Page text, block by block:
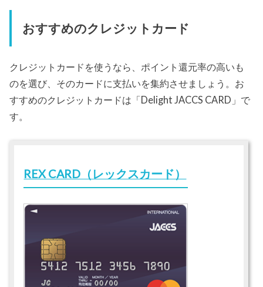
おすすめのクレジットカード
クレジットカードを使うなら、ポイント還元率の高いも
のを選び、そのカードに支払いを集約させましょう。お
すすめのクレジットカードは「Delight JACCS CARD」で
す。
REX CARD（レックスカード）